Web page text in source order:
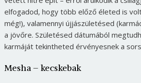
elfogadod, hogy több előző életed is
még!), valamennyi újjászületésed
a jövőre. Születésed dátumából
karmáját tekintheted érvényesnek a
Mesha – kecskebak